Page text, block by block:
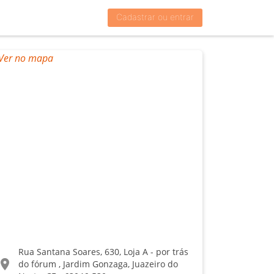
Cadastrar ou entrar
Rua Santana Soares, 630, Loja A - por trás
do fórum , Jardim Gonzaga, Juazeiro do